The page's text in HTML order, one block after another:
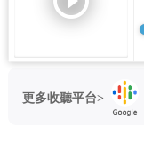
更多收聽平台>